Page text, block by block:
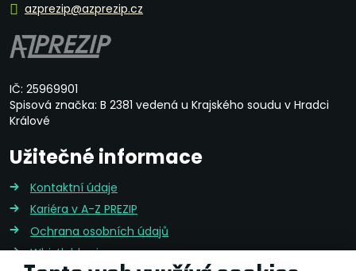
azprezip@azprezip.cz
IČ: 25969901
Spisová značka: B 2381 vedená u Krajského soudu v Hradci
Králové
Užitečné informace
Kontaktní údaje
Kariéra v A-Z PREZIP
Ochrana osobních údajů
Whistleblowing